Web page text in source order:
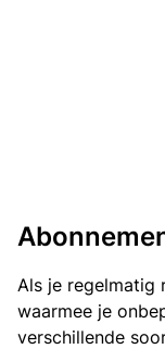
Als je regelmatig
waarmee je
verschillende